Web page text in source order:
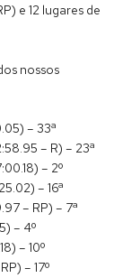
e 12 lugares de
nossos
– 33ª
– R) – 23ª
– 2º
– 16ª
– RP) – 7ª
– 4º
– 10º
– 17º